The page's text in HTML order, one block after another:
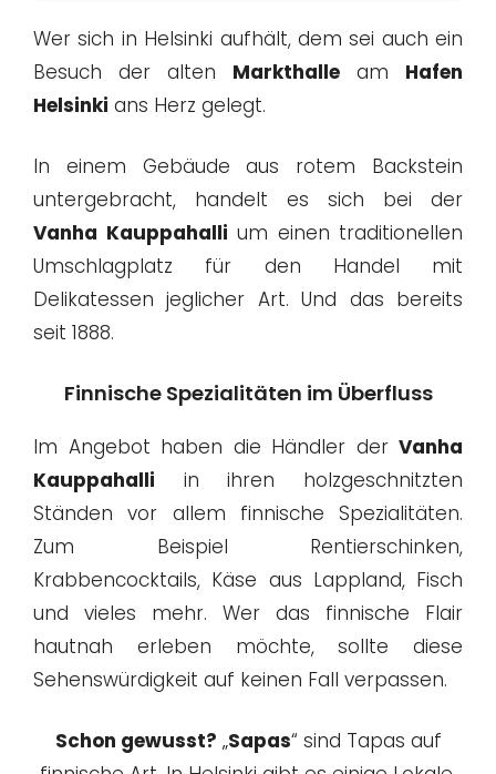
Wer sich in Helsinki aufhält, dem sei auch ein
Besuch der alten Markthalleam Hafen
Helsinki ans Herz gelegt.
In einem Gebäude aus rotem Backstein
untergebracht, handelt es sich bei der
Vanha Kauppahalli um einen traditionellen
Umschlagplatz für den Handel mit
Delikatessen jeglicher Art. Und das bereits
seit 1888.
Finnische Spezialitäten im Überfluss
Im Angebot haben die Händler der Vanha
Kauppahalli in ihren holzgeschnitzten
Ständen vor allem finnische Spezialitäten.
Zum Beispiel Rentierschinken,
Krabbencocktails, Käse aus Lappland, Fisch
und vieles mehr. Wer das finnische Flair
hautnah erleben möchte, sollte diese
Sehenswürdigkeit auf keinen Fall verpassen.
Schon gewusst? „Sapas“ sind Tapas auf